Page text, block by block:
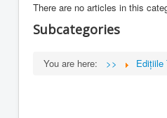
There are no articles in this
Subcategories
You are here: >> Edițiile